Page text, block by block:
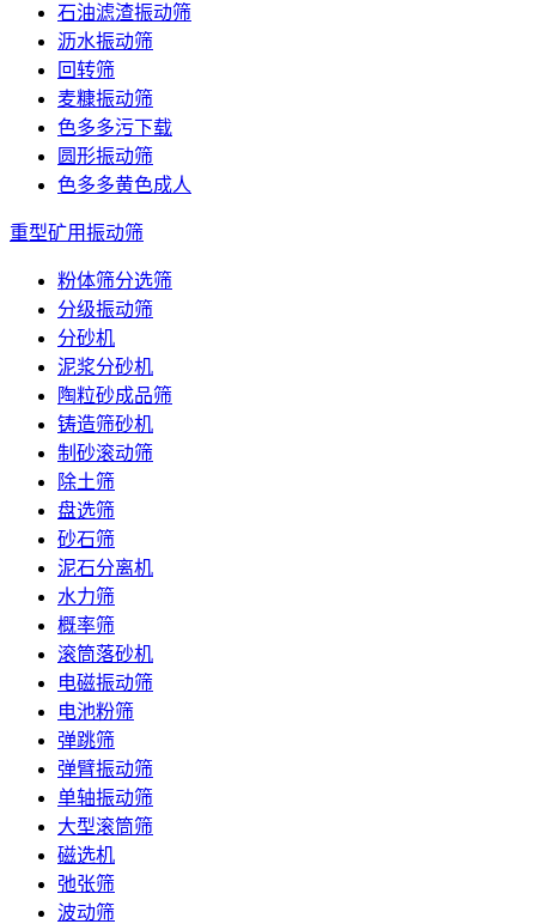
石油滤渣振动筛
沥水振动筛
回转筛
麦糠振动筛
色多多污下载
圆形振动筛
色多多黄色成人
重型矿用振动筛
粉体筛分选筛
分级振动筛
分砂机
泥浆分砂机
陶粒砂成品筛
铸造筛砂机
制砂滚动筛
除土筛
盘选筛
砂石筛
泥石分离机
水力筛
概率筛
滚筒落砂机
电磁振动筛
电池粉筛
弹跳筛
弹臂振动筛
单轴振动筛
大型滚筒筛
磁选机
弛张筛
波动筛